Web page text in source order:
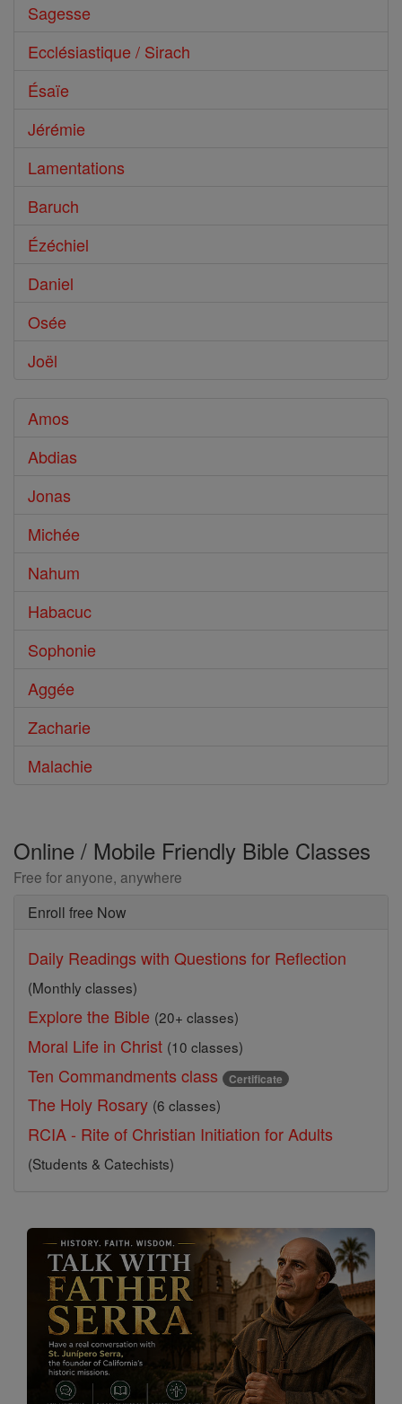
Sagesse
Ecclésiastique / Sirach
Ésaïe
Jérémie
Lamentations
Baruch
Ézéchiel
Daniel
Osée
Joël
Amos
Abdias
Jonas
Michée
Nahum
Habacuc
Sophonie
Aggée
Zacharie
Malachie
Online / Mobile Friendly Bible Classes
Free for anyone, anywhere
Enroll free Now
Daily Readings with Questions for Reflection
(Monthly classes)
Explore the Bible (20+ classes)
Moral Life in Christ (10 classes)
Ten Commandments class Certificate
The Holy Rosary (6 classes)
RCIA - Rite of Christian Initiation for Adults
(Students & Catechists)